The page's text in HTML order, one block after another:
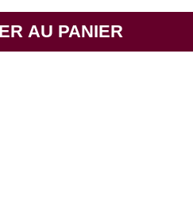
AU PANIER